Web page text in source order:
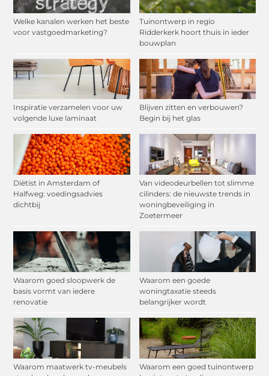
Welke kanalen werken het beste
voor vastgoedmarketing?
Tuinontwerp in regio
Ridderkerk hoort thuis in ieder
bouwplan
Inspiratie verzamelen voor uw
volgende luxe laminaat
Blijven zitten en verbouwen?
Begin bij het glas
Diëtist in Amsterdam of
Halfweg: voedingsadvies
dichtbij
Van videodeurbellen tot slimme
cilinders: de nieuwste trends in
woningbeveiliging in
Zoetermeer
Waarom goed sloopwerk de
basis vormt van iedere
renovatie
Waarom een goede
woningtaxatie steeds
belangrijker wordt
Waarom maatwerk tv-meubels
Waarom een goed tuinontwerp